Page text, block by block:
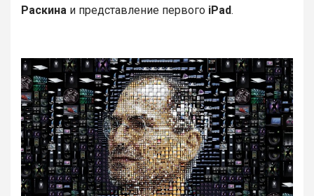
Раскина и представление первого iPad.